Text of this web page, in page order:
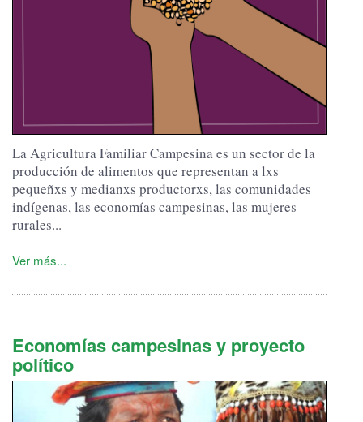
La Agricultura Familiar Campesina es un sector de la
producción de alimentos que representan a lxs
pequeñxs y medianxs productorxs, las comunidades
indígenas, las economías campesinas, las mujeres
rurales...
Ver más...
Economías campesinas y proyecto
político